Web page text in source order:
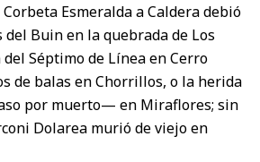
Esmeralda a Caldera debió
Buin en la quebrada de Los
Séptimo de Línea en Cerro
de balas en Chorrillos, o la herida
por muerto— en Miraflores; sin
Dolarea murió de viejo en